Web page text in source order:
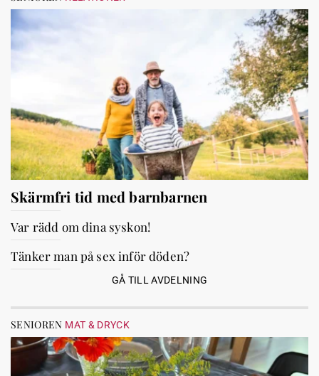
Skärmfri tid med barnbarnen
Var rädd om dina syskon!
Tänker man på sex inför döden?
GÅ TILL AVDELNING
SENIOREN MAT & DRYCK